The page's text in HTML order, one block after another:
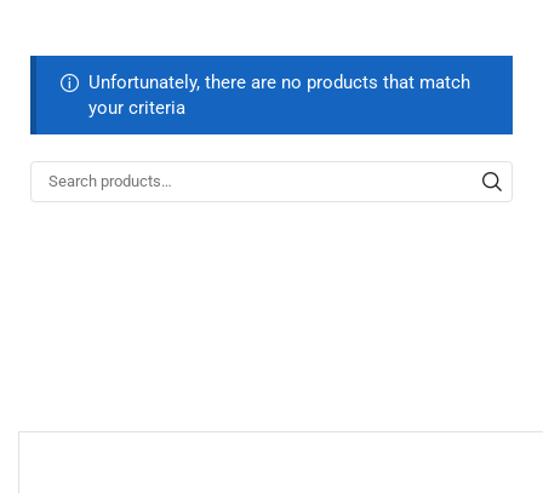
Unfortunately, there are no products that match
your criteria